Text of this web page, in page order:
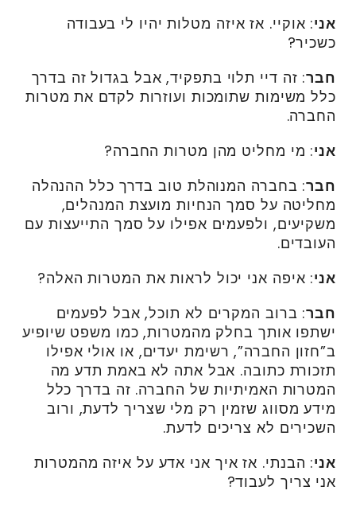
אני: אוקיי. אז איזה מטלות יהיו לי בעבודה
כשכיר?
חבר: זה דיי תלוי בתפקיד, אבל בגדול זה בדרך
כלל משימות שתומכות ועוזרות לקדם את מטרות
החברה.
אני: מי מחליט מהן מטרות החברה?
חבר: בחברה המנוהלת טוב בדרך כלל ההנהלה
מחליטה על סמך הנחיות מועצת המנהלים,
משקיעים, ולפעמים אפילו על סמך התייעצות עם
העובדים.
אני: איפה אני יכול לראות את המטרות האלה?
חבר: ברוב המקרים לא תוכל, אבל לפעמים
ישתפו אותך בחלק מהמטרות, כמו משפט שיופיע
ב”חזון החברה”, רשימת יעדים, או אולי אפילו
תזכורת כתובה. אבל אתה לא באמת תדע מה
המטרות האמיתיות של החברה. זה בדרך כלל
מידע מסווג שזמין רק מלי שצריך לדעת, ורוב
השכירים לא צריכים לדעת.
אני: הבנתי. אז איך אני אדע על איזה מהמטרות
אני צריך לעבוד?